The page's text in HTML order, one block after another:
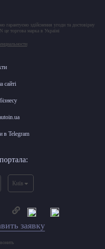
гарантуємо здійснення угоди та достовірну
торгова марка в Україні
сайті
в Telegram
Київ
заявку